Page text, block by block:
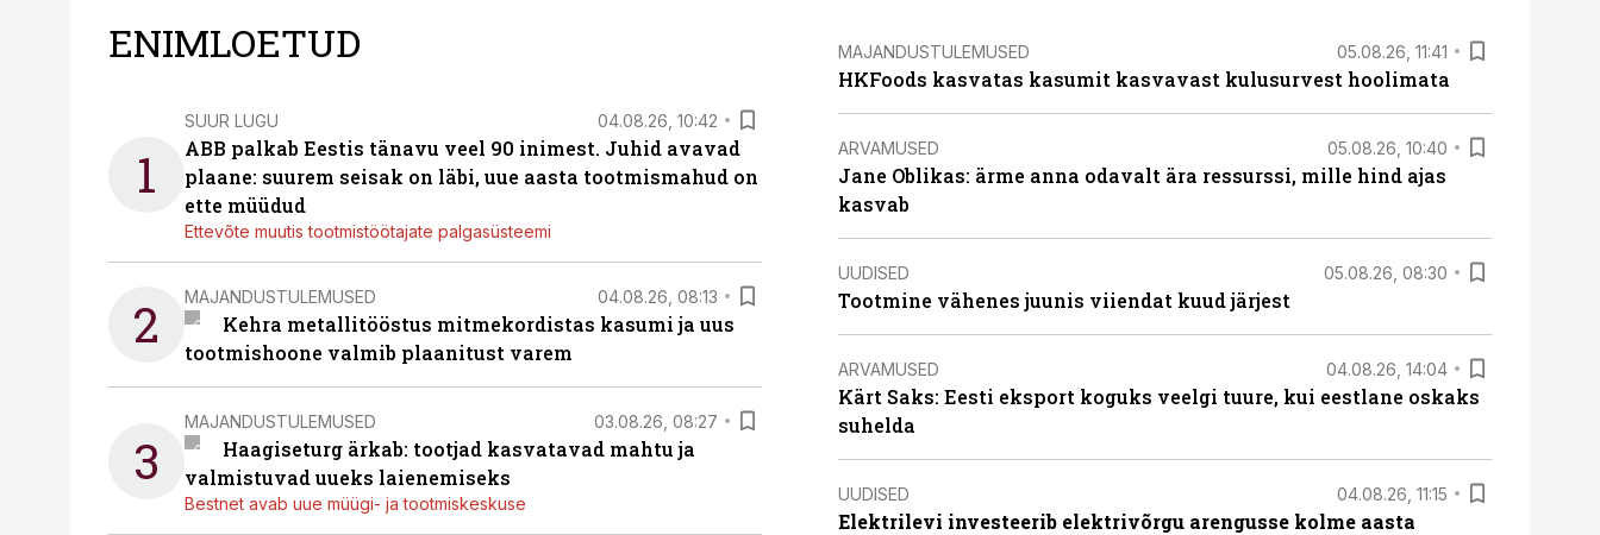
ENIMLOETUD
1
SUUR LUGU 04.08.26, 10:42
ABB palkab Eestis tänavu veel 90 inimest. Juhid avavad
plaane: suurem seisak on läbi, uue aasta tootmismahud on
ette müüdud
Ettevõte muutis tootmistöötajate palgasüsteemi
2 MAJANDUSTULEMUSED 04.08.26, 08:13
Kehra metallitööstus mitmekordistas kasumi ja uus
tootmishoone valmib plaanitust varem
3
MAJANDUSTULEMUSED 03.08.26, 08:27
Haagiseturg ärkab: tootjad kasvatavad mahtu ja
valmistuvad uueks laienemiseks
Bestnet avab uue müügi- ja tootmiskeskuse
MAJANDUSTULEMUSED 05.08.26, 11:41
HKFoods kasvatas kasumit kasvavast kulusurvest hoolimata
ARVAMUSED 05.08.26, 10:40
Jane Oblikas: ärme anna odavalt ära ressurssi, mille hind ajas
kasvab
UUDISED 05.08.26, 08:30
Tootmine vähenes juunis viiendat kuud järjest
ARVAMUSED 04.08.26, 14:04
Kärt Saks: Eesti eksport koguks veelgi tuure, kui eestlane oskaks
suhelda
UUDISED 04.08.26, 11:15
Elektrilevi investeerib elektrivõrgu arengusse kolme aasta